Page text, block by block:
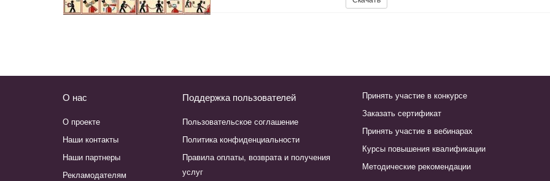
О нас
О проекте
Наши контакты
Наши партнеры
Рекламодателям
Поддержка пользователей
Пользовательское соглашение
Политика конфиденциальности
Правила оплаты, возврата и получения
услуг
Принять участие в конкурсе
Заказать сертификат
Принять участие в вебинарах
Курсы повышения квалификации
Методические рекомендации